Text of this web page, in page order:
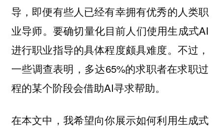
导，即便有些人已经有幸拥有优秀的人类职
业导师。要确切量化目前人们使用生成式AI
进行职业指导的具体程度颇具难度。不过，
一些调查表明，多达65%的求职者在求职过
程的某个阶段会借助AI寻求帮助。
在本文中，我希望向你展示如何利用生成式